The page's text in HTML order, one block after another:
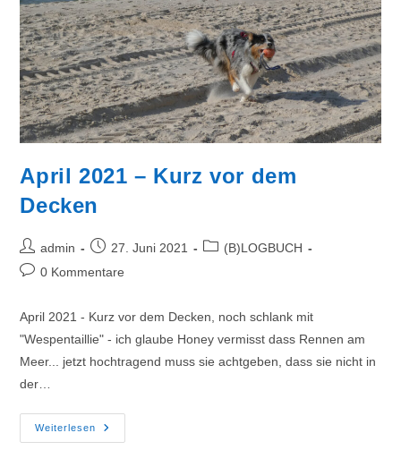
April 2021 – Kurz vor dem
Decken
Beitrags-
Autor:
admin
Beitrag
veröffentlicht:
27. Juni 2021
Beitrags-
(B)LOGBUCH
Beitrags-
0 Kommentare
April 2021 - Kurz vor dem Decken, noch schlank mit
"Wespentaillie" - ich glaube Honey vermisst dass Rennen am
Meer... jetzt hochtragend muss sie achtgeben, dass sie nicht in
der…
Weiterlesen
April
2021